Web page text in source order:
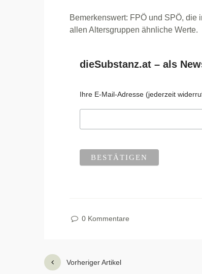
Bemerkenswert: FPÖ und SPÖ, die
allen Altersgruppen ähnliche Werte.
dieSubstanz.at – als
Ihre E-Mail-Adresse (jederzeit
0 Kommentare
Vorheriger Artikel